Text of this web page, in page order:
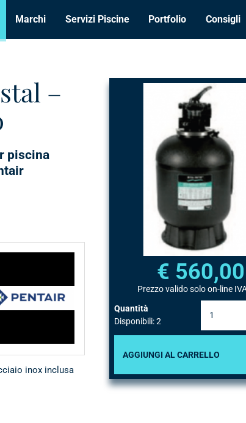
Marchi Servizi Piscine Portfolio Consigli
–
piscina
€ 560,00
Prezzo valido solo on-line
Quantità
Disponibili: 2
AGGIUNGI AL CARRELLO
Pentair
inox inclusa